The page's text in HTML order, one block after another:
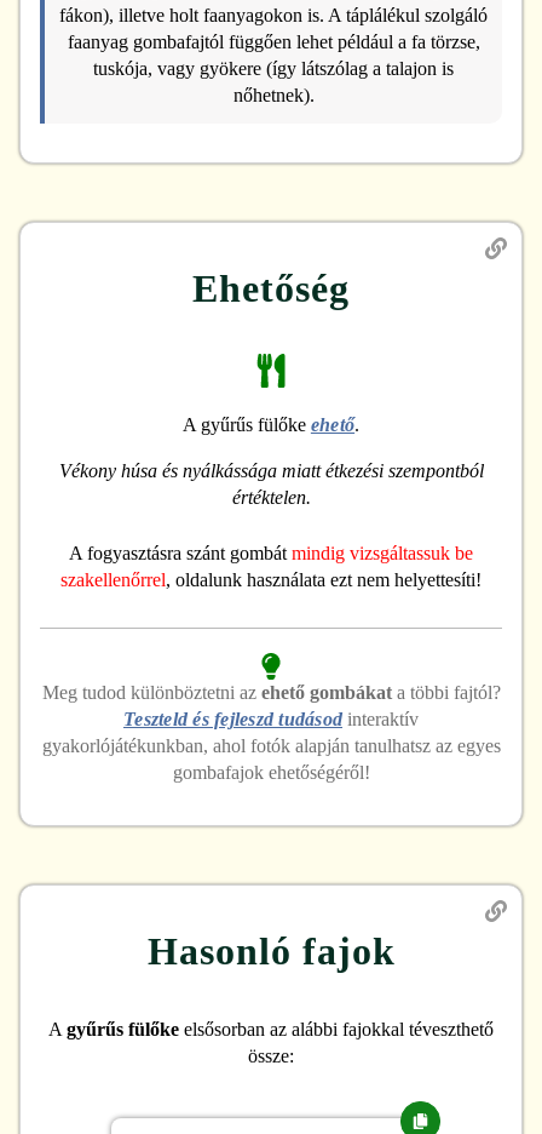
fákon), illetve holt faanyagokon is. A táplálékul szolgáló
faanyag gombafajtól függően lehet például a fa törzse,
tuskója, vagy gyökere (így látszólag a talajon is
nőhetnek).
Ehetőség
A gyűrűs fülőke ehető.
Vékony húsa és nyálkássága miatt étkezési szempontból
értéktelen.
A fogyasztásra szánt gombát mindig vizsgáltassuk be
szakellenőrrel, oldalunk használata ezt nem helyettesíti!
Meg tudod különböztetni az ehetőgombákata többi fajtól?
Teszteld és fejleszd tudásod interaktív
gyakorlójátékunkban, ahol fotók alapján tanulhatsz az egyes
gombafajok ehetőségéről!
Hasonló fajok
A gyűrűs fülőke elsősorban az alábbi fajokkal téveszthető
össze: